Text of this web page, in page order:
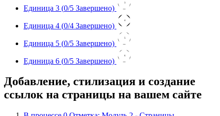
Единица 3 (0/5 Завершено)
3
Единица 4 (0/4 Завершено)
4
Единица 5 (0/5 Завершено)
5
Единица 6 (0/5 Завершено)
6
Добавление, стилизация и создание
ссылок на страницы на вашем сайте